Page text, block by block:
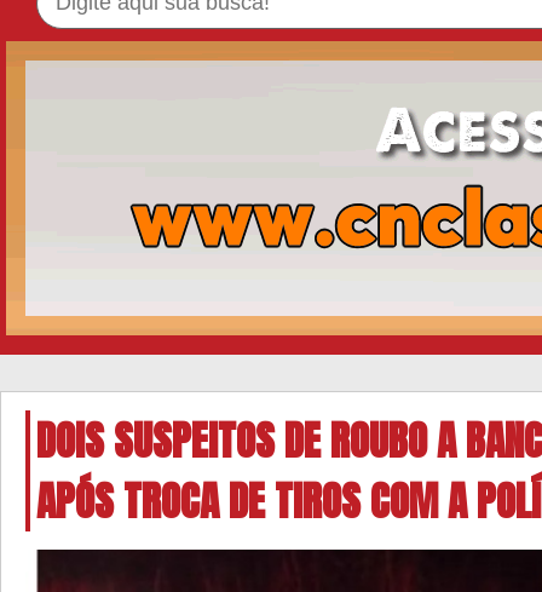
DOIS SUSPEITOS DE ROUBO A
APÓS TROCA DE TIROS COM A